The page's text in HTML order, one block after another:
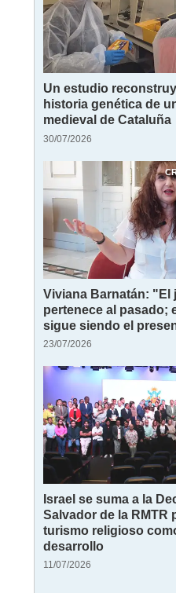
Un estudio
historia genética de
medieval de Cataluña
30/07/2026
Viviana Barnatán: "El
pertenece al pasado;
sigue siendo el
23/07/2026
Israel se suma a la
Salvador de la RMTR
turismo religioso
desarrollo
11/07/2026